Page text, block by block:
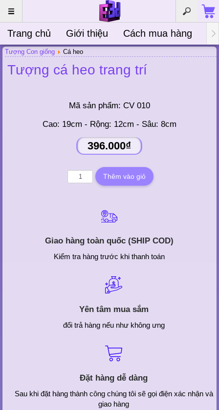
Trang chủ Giới thiệu Cách mua hàng
Tượng Con giống Cá heo
Tượng cá heo trang trí
Mã sản phẩm: CV 010
Cao: 19cm - Rộng: 12cm - Sâu: 8cm
396.000₫
Giao hàng toàn quốc (SHIP COD)
Kiểm tra hàng trước khi thanh toán
Yên tâm mua sắm
đổi trả hàng nếu như không ưng
Đặt hàng dễ dàng
Sau khi đặt hàng thành công chúng tôi sẽ gọi điện xác nhận và
giao hàng